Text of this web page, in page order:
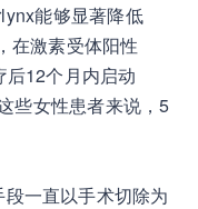
能够显著降低
在激素受体阳性
后12个月内启动
些女性患者来说，5
一直以手术切除为